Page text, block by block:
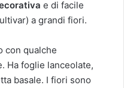
e di facile
a grandi fiori.
con qualche
Ha foglie lanceolate,
basale. I fiori sono